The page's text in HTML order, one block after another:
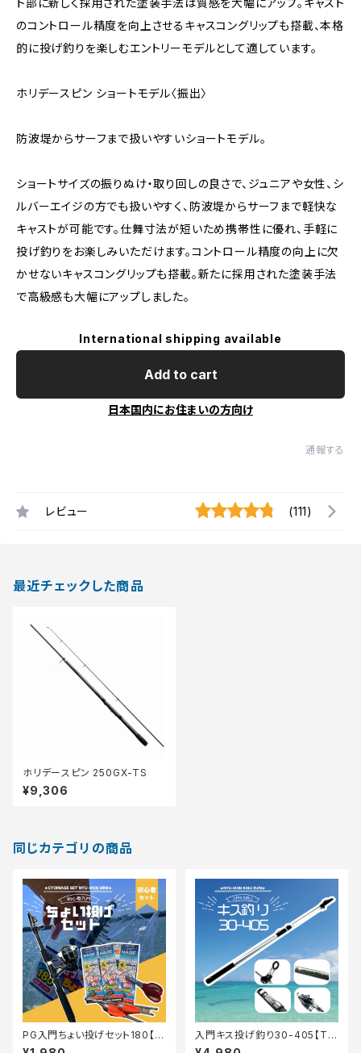
ト部に新しく採用された塗装手法は質感を大幅にアップ。キャスト
のコントロール精度を向上させるキャスコングリップも搭載、本格
的に投げ釣りを楽しむエントリーモデルとして適しています。
ホリデースピン ショートモデル〈振出〉
防波堤からサーフまで扱いやすいショートモデル。
ショートサイズの振りぬけ・取り回しの良さで、ジュニアや女性、シ
ルバーエイジの方でも扱いやすく、防波堤からサーフまで軽快な
キャストが可能です。仕舞寸法が短いため携帯性に優れ、手軽に
投げ釣りをお楽しみいただけます。コントロール精度の向上に欠
かせないキャスコングリップも搭載。新たに採用された塗装手法
で高級感も大幅にアップしました。
International shipping available
Add to cart
日本国内にお住まいの方向け
通報する
レビュー (111)
最近チェックした商品
ホリデースピン 250GX-TS
¥9,306
同じカテゴリの商品
PG入門ちょい投げセット180【T
オリ】
入門キス投げ釣り30-405【Tオ
リ】